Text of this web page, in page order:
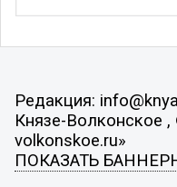
Редакция:
Князе-Волконское
volkonskoe.ru»
ПОКАЗАТЬ